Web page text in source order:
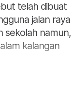
telah dibuat
jalan raya
sekolah namun,
kalangan